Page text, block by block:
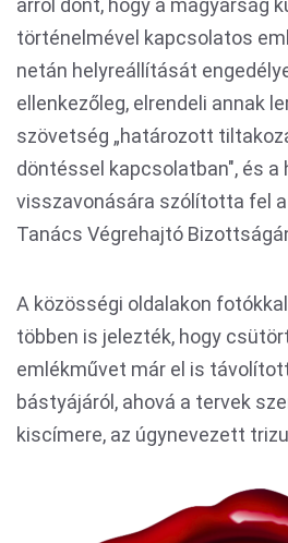
arról dönt, hogy a magyarság
történelmével kapcsolatos
netán helyreállítását
ellenkezőleg, elrendeli annak
szövetség „határozott
döntéssel kapcsolatban", és a
visszavonására szólította fel
Tanács Végrehajtó
A közösségi oldalakon
többen is jelezték, hogy
emlékművet már el is
bástyájáról, ahová a tervek
kiscímere, az úgynevezett